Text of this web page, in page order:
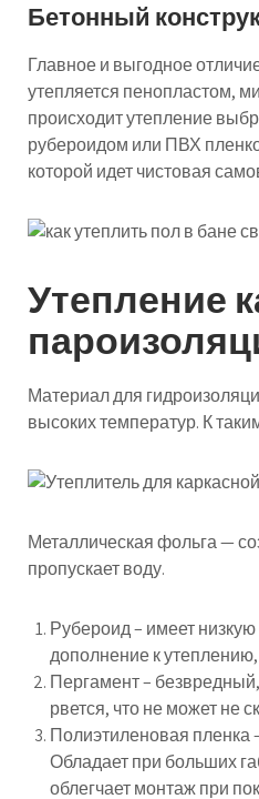
Бетонный
Главное и выгодное
утепляется пенопластом,
происходит утепление
рубероидом или ПВХ
которой идет чистовая
Утепление
Материал для
высоких температур. К
Металлическая фольга —
пропускает воду.
Рубероид – имеет
дополнение к
Пергамент –
рвется, что не может не
Полиэтиленовая пленка
Обладает при больших
облегчает монтаж при